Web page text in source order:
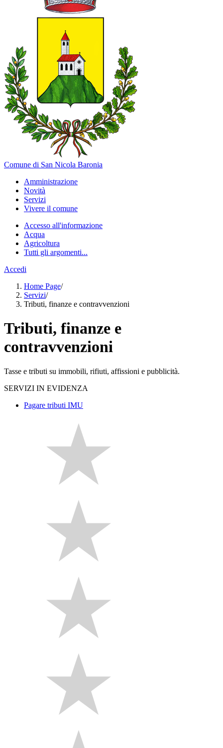
Comune di San Nicola Baronia
Amministrazione
Novità
Servizi
Vivere il comune
Accesso all'informazione
Acqua
Agricoltura
Tutti gli argomenti...
Accedi
Home Page/
Servizi/
Tributi, finanze e contravvenzioni
Tributi, finanze e
contravvenzioni
Tasse e tributi su immobili, rifiuti, affissioni e pubblicità.
SERVIZI IN EVIDENZA
Pagare tributi IMU